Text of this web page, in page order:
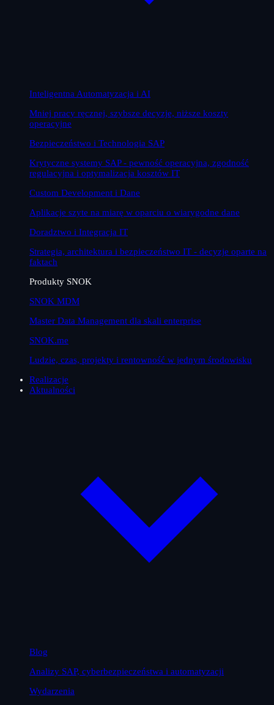
Inteligentna Automatyzacja i AI
Mniej pracy ręcznej, szybsze decyzje, niższe koszty
operacyjne
Bezpieczeństwo i Technologia SAP
Krytyczne systemy SAP - pewność operacyjna, zgodność
regulacyjna i optymalizacja kosztów IT
Custom Development i Dane
Aplikacje szyte na miarę w oparciu o wiarygodne dane
Doradztwo i Integracja IT
Strategia, architektura i bezpieczeństwo IT - decyzje oparte na
faktach
Produkty SNOK
SNOK MDM
Master Data Management dla skali enterprise
SNOK.me
Ludzie, czas, projekty i rentowność w jednym środowisku
Realizacje
Aktualności
Blog
Analizy SAP, cyberbezpieczeństwa i automatyzacji
Wydarzenia